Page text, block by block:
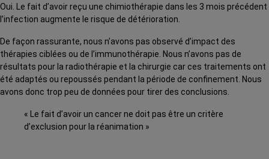
Oui. Le fait d’avoir reçu une chimiothérapie dans les 3 mois précédent
l’infection augmente le risque de détérioration.
De façon rassurante, nous n’avons pas observé d’impact des
thérapies ciblées ou de l’immunothérapie. Nous n’avons pas de
résultats pour la radiothérapie et la chirurgie car ces traitements ont
été adaptés ou repoussés pendant la période de confinement. Nous
avons donc trop peu de données pour tirer des conclusions.
« Le fait d’avoir un cancer ne doit pas être un critère
d’exclusion pour la réanimation »